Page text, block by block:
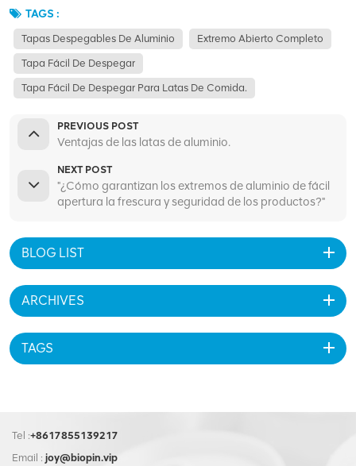
TAGS :
Tapas Despegables De Aluminio Extremo Abierto Completo
Tapa Fácil De Despegar
Tapa Fácil De Despegar Para Latas De Comida.
PREVIOUS POST
Ventajas de las latas de aluminio.
NEXT POST
"¿Cómo garantizan los extremos de aluminio de fácil
apertura la frescura y seguridad de los productos?"
BLOG LIST
ARCHIVES
TAGS
Tel :+8617855139217
Email : joy@biopin.vip